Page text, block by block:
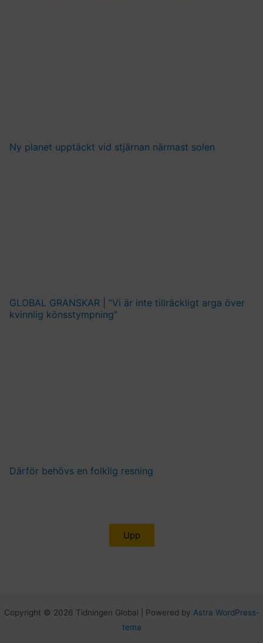
Ny planet upptäckt vid stjärnan närmast solen
GLOBAL GRANSKAR | ”Vi är inte tillräckligt arga över
kvinnlig könsstympning”
Därför behövs en folklig resning
Upp
Copyright © 2026 Tidningen Global | Powered by Astra WordPress-
tema